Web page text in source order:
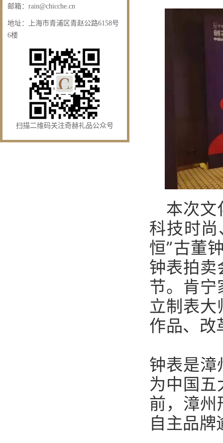
邮箱： rain@chicche.cn
地址：
上海市青浦区青赵公路6158号
6楼
扫描二维码关注奇赫礼品公众号
本次文
科技时
恒”古董
钟表拍卖
节。肯宁
立制表
作品、改
钟表是漳
为中国五
前，漳州
自主品牌